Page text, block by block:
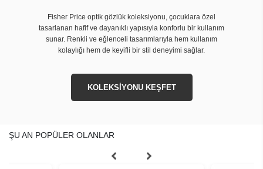
Fisher Price optik gözlük koleksiyonu, çocuklara özel
tasarlanan hafif ve dayanıklı yapısıyla konforlu bir kullanım
sunar. Renkli ve eğlenceli tasarımlarıyla hem kullanım
kolaylığı hem de keyifli bir stil deneyimi sağlar.
KOLEKSİYONU KEŞFET
ŞU AN POPÜLER OLANLAR